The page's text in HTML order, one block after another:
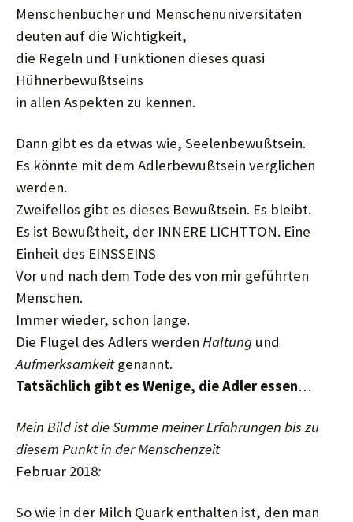
Menschenbücher und Menschenuniversitäten
deuten auf die Wichtigkeit,
die Regeln und Funktionen dieses quasi
Hühnerbewußtseins
in allen Aspekten zu kennen.
Dann gibt es da etwas wie, Seelenbewußtsein.
Es könnte mit dem Adlerbewußtsein verglichen
werden.
Zweifellos gibt es dieses Bewußtsein. Es bleibt.
Es ist Bewußtheit, der INNERE LICHTTON. Eine
Einheit des EINSSEINS
Vor und nach dem Tode des von mir geführten
Menschen.
Immer wieder, schon lange.
Die Flügel des Adlers werden Haltung und
Aufmerksamkeitgenannt.
Tatsächlich gibt es Wenige, die Adler essen…
Mein Bild ist die Summe meiner Erfahrungen bis zu
diesem Punkt in der Menschenzeit
Februar 2018:
So wie in der Milch Quark enthalten ist, den man